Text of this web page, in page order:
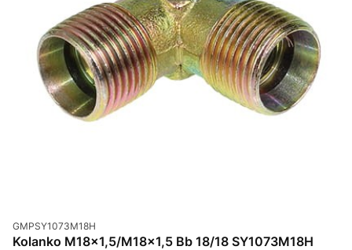
Kod produktu
GMPSY1073M18H
Kolanko M18x1,5/M18x1,5 Bb 18/18 SY1073M18H